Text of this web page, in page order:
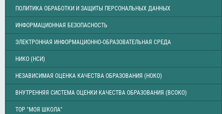
ПОЛИТИКА ОБРАБОТКИ И ЗАЩИТЫ ПЕРСОНАЛЬНЫХ ДАННЫХ
ИНФОРМАЦИОННАЯ БЕЗОПАСНОСТЬ
ЭЛЕКТРОННАЯ ИНФОРМАЦИОННО-ОБРАЗОВАТЕЛЬНАЯ СРЕДА
НИКО (НСИ)
НЕЗАВИСИМАЯ ОЦЕНКА КАЧЕСТВА ОБРАЗОВАНИЯ (НОКО)
ВНУТРЕННЯЯ СИСТЕМА ОЦЕНКИ КАЧЕСТВА ОБРАЗОВАНИЯ (ВСОКО)
ТОР "МОЯ ШКОЛА"